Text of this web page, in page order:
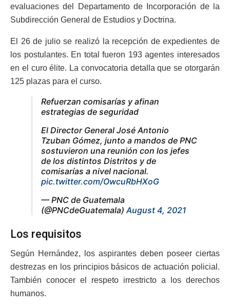
evaluaciones del Departamento de Incorporación de la
Subdirección General de Estudios y Doctrina.
El 26 de julio se realizó la recepción de expedientes de
los postulantes. En total fueron 193 agentes interesados
en el curo élite. La convocatoria detalla que se otorgarán
125 plazas para el curso.
Refuerzan comisarías y afinan
estrategias de seguridad
El Director General José Antonio
Tzuban Gómez, junto a mandos de PNC
sostuvieron una reunión con los jefes
de los distintos Distritos y de
comisarías a nivel nacional.
pic.twitter.com/OwcuRbHXoG
— PNC de Guatemala
(@PNCdeGuatemala) August 4, 2021
Los requisitos
Según Hernández, los aspirantes deben poseer ciertas
destrezas en los principios básicos de actuación policial.
También conocer el respeto irrestricto a los derechos
humanos.